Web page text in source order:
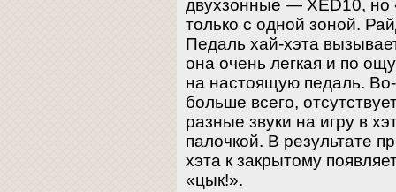
двухзонные — XED10, но
только с одной зоной.
Педаль хай-хэта
она очень легкая и по
на настоящую педаль.
больше всего,
разные звуки на игру в
палочкой. В результате
хэта к закрытому
«цык!».